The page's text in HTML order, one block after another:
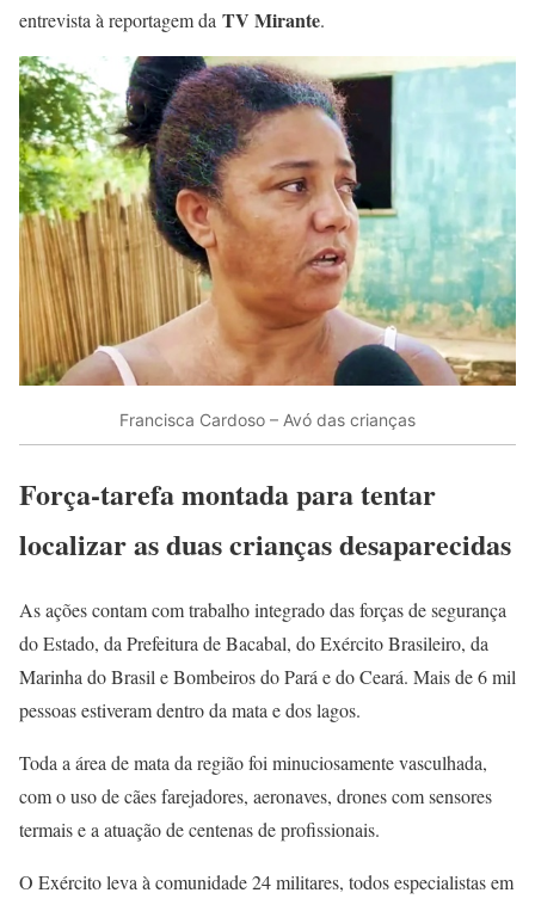
entrevista à reportagem da TV Mirante.
Francisca Cardoso – Avó das crianças
Força-tarefa montada para tentar
localizar as duas crianças desaparecidas
As ações contam com trabalho integrado das forças de segurança
do Estado, da Prefeitura de Bacabal, do Exército Brasileiro, da
Marinha do Brasil e Bombeiros do Pará e do Ceará. Mais de 6 mil
pessoas estiveram dentro da mata e dos lagos.
Toda a área de mata da região foi minuciosamente vasculhada,
com o uso de cães farejadores, aeronaves, drones com sensores
termais e a atuação de centenas de profissionais.
O Exército leva à comunidade 24 militares, todos especialistas em